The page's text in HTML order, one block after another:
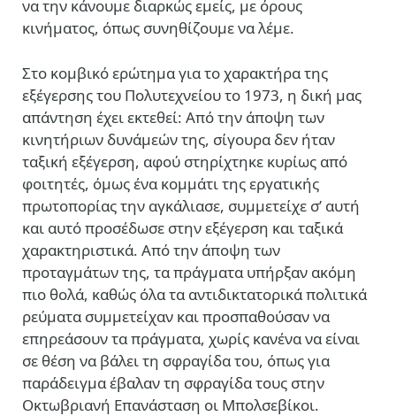
να την κάνουμε διαρκώς εμείς, με όρους
κινήματος, όπως συνηθίζουμε να λέμε.
Στο κομβικό ερώτημα για το χαρακτήρα της
εξέγερσης του Πολυτεχνείου το 1973, η δική μας
απάντηση έχει εκτεθεί: Από την άποψη των
κινητήριων δυνάμεών της, σίγουρα δεν ήταν
ταξική εξέγερση, αφού στηρίχτηκε κυρίως από
φοιτητές, όμως ένα κομμάτι της εργατικής
πρωτοπορίας την αγκάλιασε, συμμετείχε σ’ αυτή
και αυτό προσέδωσε στην εξέγερση και ταξικά
χαρακτηριστικά. Από την άποψη των
προταγμάτων της, τα πράγματα υπήρξαν ακόμη
πιο θολά, καθώς όλα τα αντιδικτατορικά πολιτικά
ρεύματα συμμετείχαν και προσπαθούσαν να
επηρεάσουν τα πράγματα, χωρίς κανένα να είναι
σε θέση να βάλει τη σφραγίδα του, όπως για
παράδειγμα έβαλαν τη σφραγίδα τους στην
Οκτωβριανή Επανάσταση οι Μπολσεβίκοι.